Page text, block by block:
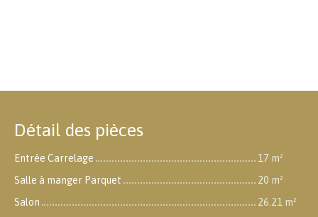
Détail des pièces
Entrée Carrelage
17 m²
Salle à manger Parquet
20 m²
Salon
26.21 m²